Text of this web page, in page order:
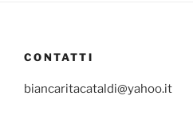
CONTATTI
biancaritacataldi@yahoo.it